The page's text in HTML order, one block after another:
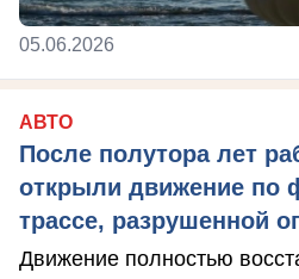
05.06.2026
АВТО
После полутора лет
открыли движение по
трассе, разрушенной
Движение полностью